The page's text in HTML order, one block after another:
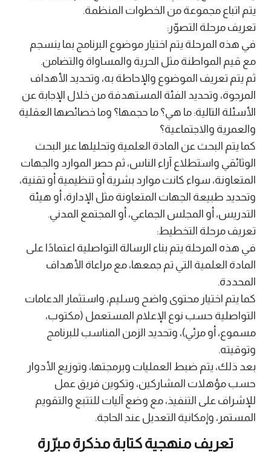
يتم اتباع مجموعة من الخطوات المنظمة.
تعريف مرحلة التصوّر:
في هذه المرحلة يتم اختيار موضوع البرنامج بما ينسجم
مع قيم المواطنة مثل الحرية والمساواة والتضامن.
ثم يتم تعريف الموضوع والإحاطة به، وتحديد الأهداف
المرجوة، وتحديد الفئة المستهدفة من خلال الإجابة عن
الأسئلة التالية: ما هي؟ ما حجمها؟ وما خصائصها العقلية
والعمرية والاجتماعية؟
كما يتم البحث عن المادة العلمية وتحليلها عبر البحث
الوثائقي واستطلاع آراء الناس، ثم حصر الموارد والجهات
المتعاونة، سواء كانت موارد بشرية أو تنظيمية أو تقنية،
وتحديد طبيعة الجهات المتعاونة مثل الإدارة، أو هيئة
التدريس، أو المجلس الجماعي، أو المجتمع المدني.
تعريف مرحلة التخطيط:
في هذه المرحلة يتم بناء الرسالة التواصلية اعتمادًا على
المادة العلمية التي تم جمعها، مع مراعاة الأهداف
المحددة.
كما يتم اختيار محتوى واضح وسليم، واستثمار الدعامات
التواصلية حسب نوع الإعلام المستعمل (مكتوب،
مسموع، أو مرئي)، وتحديد الزمن المناسب للبرنامج
وتوقيته.
بعد ذلك، يتم ضبط العمليات وبرمجتها، وتوزيع الأدوار
حسب مؤهلات المشاركين، وتكوين فريق عمل
للإشراف على التنفيذ، مع وضع آليات للتتبع والتقويم
المستمر، وإمكانية التعديل عند الحاجة.
تعريف منهجية كتابة مذكرة مبرّرة